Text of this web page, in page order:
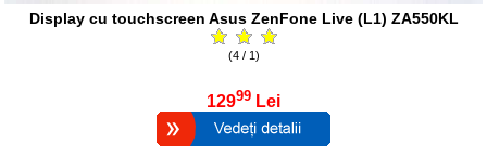
Display cu touchscreen Asus ZenFone Live (L1) ZA550KL
(4 / 1)
12999 Lei